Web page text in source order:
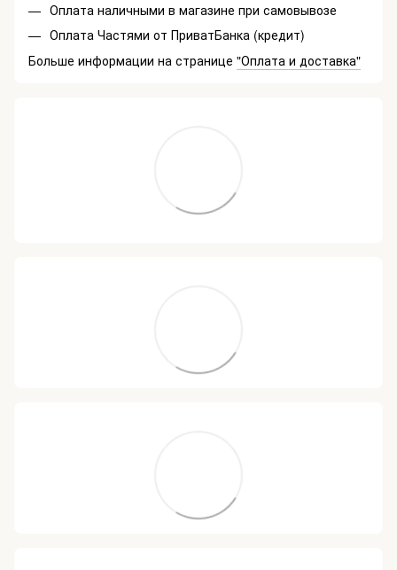
Оплата наличными в магазине при самовывозе
Оплата Частями от ПриватБанка (кредит)
Больше информации на странице "Оплата и доставка"